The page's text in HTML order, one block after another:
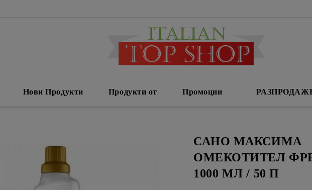
Нови Продукти Продукти от Промоции
САНО МАКСИМА
ОМЕКОТИТЕЛ
1000 МЛ / 50 П